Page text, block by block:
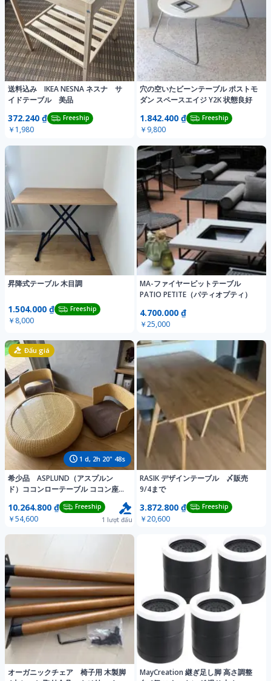
送料込み IKEA NESNA ネスナ サ
イドテーブル 美品
372.240 ₫ Freeship
￥1,980
穴の空いたビーンテーブル ポストモ
ダン スペースエイジ Y2K 状態良好
1.842.400 ₫ Freeship
￥9,800
昇降式テーブル 木目調
1.504.000 ₫ Freeship
￥8,000
MA-ファイヤーピットテーブル
PATIO PETITE（パティオプティ）
4.700.000 ₫
￥25,000
1 d, 2h 20" 45s
Đấu giá
希少品 ASPLUND（アスプルン
ド）ココンローテーブル ココン座椅
10.264.800 ₫ Freeship
￥54,600 1 lượt đấu
RASIK デザインテーブル 〆販売
9/4まで
3.872.800 ₫ Freeship
￥20,600
オーガニックチェア 椅子用 木製脚
MayCreation 継ぎ足し脚 高さ調整